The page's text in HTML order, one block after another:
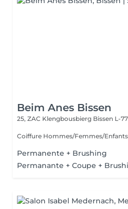
Beim Anes Bissen
25, ZAC Klengbousbierg Bissen L-
Coiffure Hommes/Femmes/Enfants
Permanente + Brushing
Permanante + Coupe +